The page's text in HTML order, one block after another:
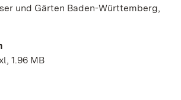
und Gärten Baden-Württemberg,
1.96 MB